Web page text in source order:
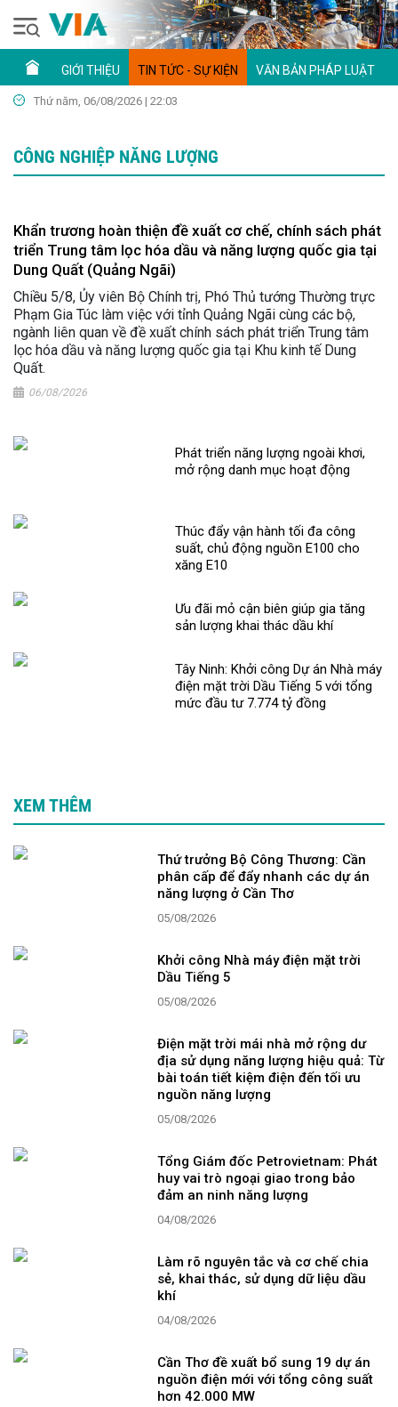
GIỚI THIỆU TIN TỨC - SỰ KIỆN VĂN BẢN PHÁP LUẬT
Thứ năm, 06/08/2026 | 22:03
CÔNG NGHIỆP NĂNG LƯỢNG
Khẩn trương hoàn thiện đề xuất cơ chế, chính sách phát
triển Trung tâm lọc hóa dầu và năng lượng quốc gia tại
Dung Quất (Quảng Ngãi)
Chiều 5/8, Ủy viên Bộ Chính trị, Phó Thủ tướng Thường trực
Phạm Gia Túc làm việc với tỉnh Quảng Ngãi cùng các bộ,
ngành liên quan về đề xuất chính sách phát triển Trung tâm
lọc hóa dầu và năng lượng quốc gia tại Khu kinh tế Dung
Quất.
06/08/2026
Phát triển năng lượng ngoài khơi,
mở rộng danh mục hoạt động
Thúc đẩy vận hành tối đa công
suất, chủ động nguồn E100 cho
xăng E10
Ưu đãi mỏ cận biên giúp gia tăng
sản lượng khai thác dầu khí
Tây Ninh: Khởi công Dự án Nhà máy
điện mặt trời Dầu Tiếng 5 với tổng
mức đầu tư 7.774 tỷ đồng
XEM THÊM
Thứ trưởng Bộ Công Thương: Cần
phân cấp để đẩy nhanh các dự án
năng lượng ở Cần Thơ
05/08/2026
Khởi công Nhà máy điện mặt trời
Dầu Tiếng 5
05/08/2026
Điện mặt trời mái nhà mở rộng dư
địa sử dụng năng lượng hiệu quả: Từ
bài toán tiết kiệm điện đến tối ưu
nguồn năng lượng
05/08/2026
Tổng Giám đốc Petrovietnam: Phát
huy vai trò ngoại giao trong bảo
đảm an ninh năng lượng
04/08/2026
Làm rõ nguyên tắc và cơ chế chia
sẻ, khai thác, sử dụng dữ liệu dầu
khí
04/08/2026
Cần Thơ đề xuất bổ sung 19 dự án
nguồn điện mới với tổng công suất
hơn 42.000 MW